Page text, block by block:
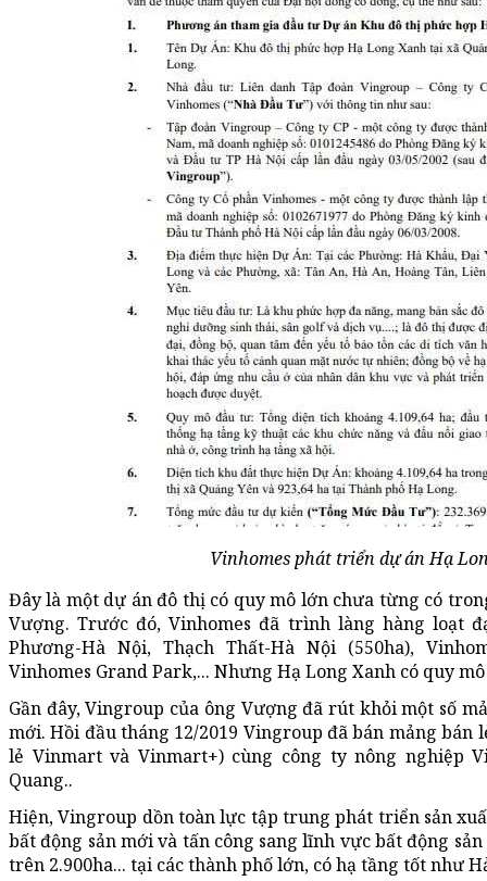
Vinhomes phát triển dự án Hạ
Đây là một dự án đô thị có quy mô lớn chưa từng có
Vượng. Trước đó, Vinhomes đã trình làng hàng loạt
Phương-Hà Nội, Thạch Thất-Hà Nội (550ha),
Vinhomes Grand Park,... Nhưng Hạ Long Xanh có quy
Gần đây, Vingroup của ông Vượng đã rút khỏi một số
mới. Hồi đầu tháng 12/2019 Vingroup đã bán mảng
lẻ Vinmart và Vinmart+) cùng công ty nông nghiệp
Quang..
Hiện, Vingroup dồn toàn lực tập trung phát triển sản
bất động sản mới và tấn công sang lĩnh vực bất động
trên 2.900ha... tại các thành phố lớn, có hạ tầng tốt như